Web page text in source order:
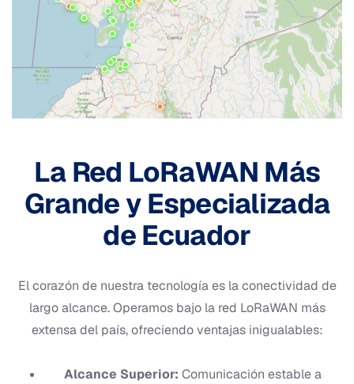
La Red LoRaWAN Más
Grande y Especializada
de Ecuador
El corazón de nuestra tecnología es la conectividad de
largo alcance. Operamos bajo la red LoRaWAN más
extensa del país, ofreciendo ventajas inigualables:
Alcance Superior: Comunicación estable a